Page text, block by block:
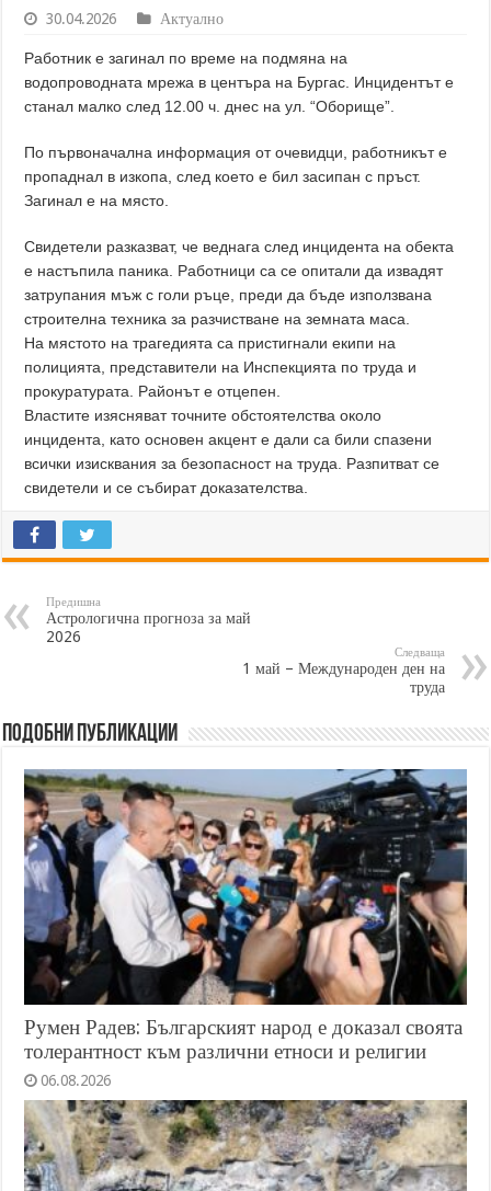
30.04.2026 Актуално
Работник е загинал по време на подмяна на
водопроводната мрежа в центъра на Бургас. Инцидентът е
станал малко след 12.00 ч. днес на ул. “Оборище”.
По първоначална информация от очевидци, работникът е
пропаднал в изкопа, след което е бил засипан с пръст.
Загинал е на място.
Свидетели разказват, че веднага след инцидента на обекта
е настъпила паника. Работници са се опитали да извадят
затрупания мъж с голи ръце, преди да бъде използвана
строителна техника за разчистване на земната маса.
На мястото на трагедията са пристигнали екипи на
полицията, представители на Инспекцията по труда и
прокуратурата. Районът е отцепен.
Властите изясняват точните обстоятелства около
инцидента, като основен акцент е дали са били спазени
всички изисквания за безопасност на труда. Разпитват се
свидетели и се събират доказателства.
Предишна
Астрологична прогноза за май
2026
Следваща
1 май – Международен ден на
труда
Подобни публикации
Румен Радев: Българският народ е доказал своята
толерантност към различни етноси и религии
06.08.2026